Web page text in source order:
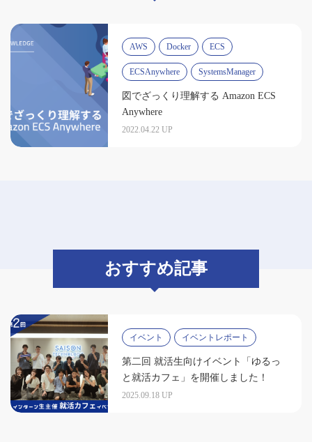
AWS Docker ECS
ECSAnywhere SystemsManager
図でざっくり理解する Amazon ECS
Anywhere
2022.04.22 UP
おすすめ記事
イベント イベントレポート
第二回 就活生向けイベント「ゆるっ
と就活カフェ」を開催しました！
2025.09.18 UP